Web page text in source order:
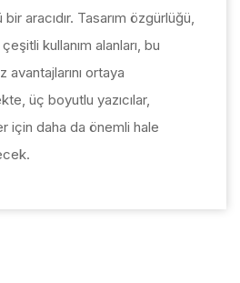
aracıdır. Tasarım özgürlüğü,
kullanım alanları, bu
ortaya
üç boyutlu yazıcılar,
için daha da önemli hale